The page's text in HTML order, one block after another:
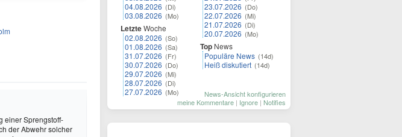
einer Sprengstoff-
der Abwehr solcher
04.08.2026 (Di)
03.08.2026 (Mo)
LetzteWoche
02.08.2026 (So)
01.08.2026 (Sa)
31.07.2026 (Fr)
30.07.2026 (Do)
29.07.2026 (Mi)
28.07.2026 (Di)
27.07.2026 (Mo)
23.07.2026 (Do)
22.07.2026 (Mi)
21.07.2026 (Di)
20.07.2026 (Mo)
Top News
Populäre News (14d)
Heiß diskutiert (14d)
News-Ansicht konfigurieren
meine Kommentare | Ignore | Notifies